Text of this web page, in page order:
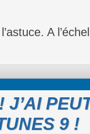
A
9 !